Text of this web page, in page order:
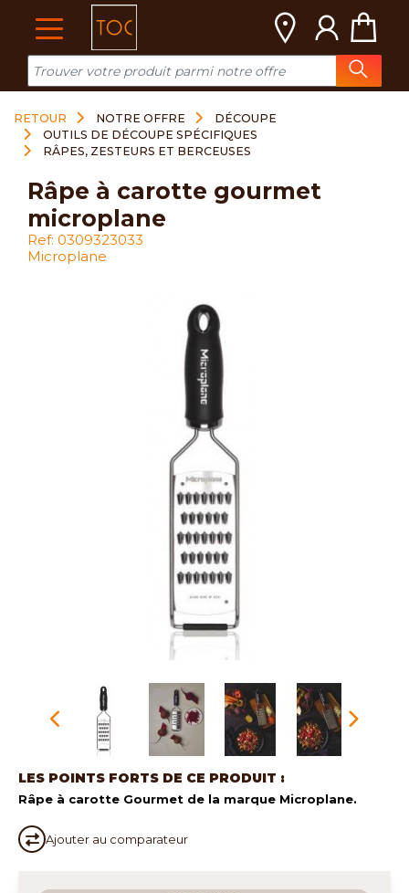
RETOUR NOTRE OFFRE
DÉCOUPE
OUTILS DE DÉCOUPE SPÉCIFIQUES
RÂPES, ZESTEURS ET BERCEUSES
LES POINTS FORTS DE CE PRODUIT :
Râpe à carotte Gourmet de la marque Microplane.
Ajouter au comparateur
râpe à carotte gourmet
microplane
Ref: 0309323033
Microplane
Cookies management panel